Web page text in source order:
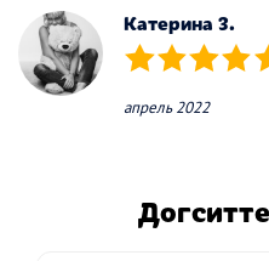
Катерина З.
(*) (*) (*) (*)
апрель 2022